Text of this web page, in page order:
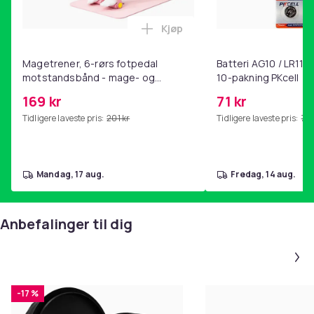
vekt: 1,645 kg
Vekt i pakken: 1,943 kg
material: PP + jern
Inngår i settet:
2x håndtak
monteringsskruer
monteringsplater
monteringslokk
Insexnyckel
PRODUSENT:
Magetrener, 6-rørs fotpedal
motstandsbånd - mage- og
hjemmegymnastikk Pink
169 kr
Tidligere laveste pris: 201 kr
Legg Magetrener, 6-rørs
Kjøp
mandag, 17 aug.
Batteri AG10 /
10-pakning PKcell
71 kr
Tidligere laveste pris: 76
fredag, 14 aug.
Anbefalinger til dig
-17 %